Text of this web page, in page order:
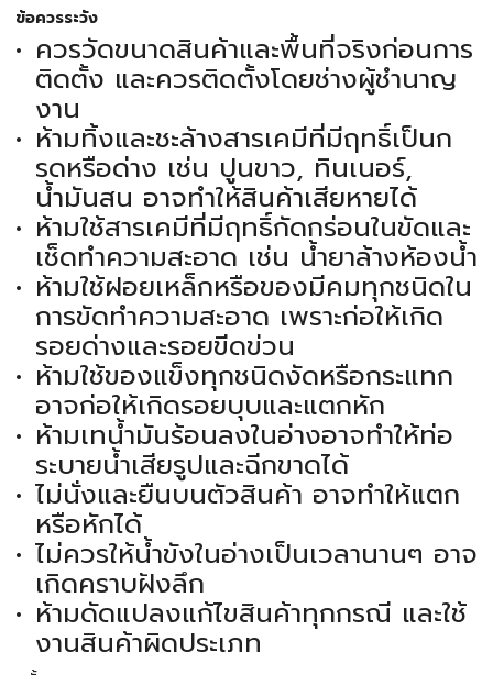
ข้อควรระวัง
ควรวัดขนาดสินค้าและพื้นที่จริงก่อนการ
ติดตั้ง และควรติดตั้งโดยช่างผู้ชำนาญ
งาน
ห้ามทิ้งและชะล้างสารเคมีที่มีฤทธิ์เป็นก
รดหรือด่าง เช่น ปูนขาว, ทินเนอร์,
น้ำมันสน อาจทำให้สินค้าเสียหายได้
ห้ามใช้สารเคมีที่มีฤทธิ์กัดกร่อนในขัดและ
เช็ดทำความสะอาด เช่น น้ำยาล้างห้องน้ำ
ห้ามใช้ฝอยเหล็กหรือของมีคมทุกชนิดใน
การขัดทำความสะอาด เพราะก่อให้เกิด
รอยด่างและรอยขีดข่วน
ห้ามใช้ของแข็งทุกชนิดงัดหรือกระแทก
อาจก่อให้เกิดรอยบุบและแตกหัก
ห้ามเทน้ำมันร้อนลงในอ่างอาจทำให้ท่อ
ระบายน้ำเสียรูปและฉีกขาดได้
ไม่นั่งและยืนบนตัวสินค้า อาจทำให้แตก
หรือหักได้
ไม่ควรให้น้ำขังในอ่างเป็นเวลานานๆ อาจ
เกิดคราบฝังลึก
ห้ามดัดแปลงแก้ไขสินค้าทุกกรณี และใช้
งานสินค้าผิดประเภท